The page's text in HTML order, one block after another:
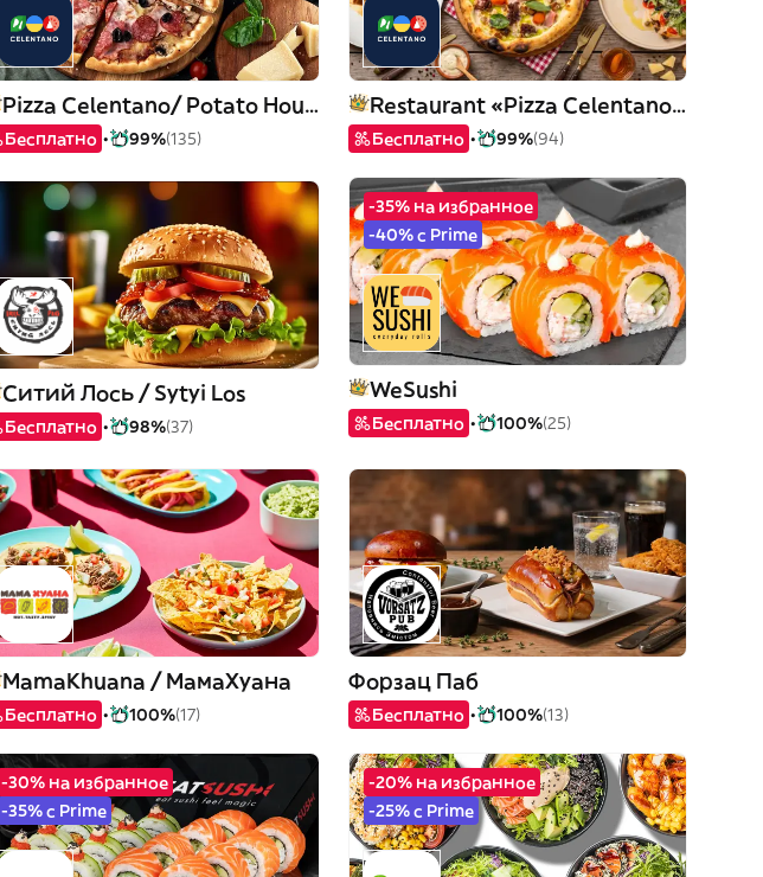
Pizza Celentano/ Potato House/ Піца Челентано/Картопляна хата
Бесплатно 99%(135)
Restaurant «Pizza Celentano» / Ресторан «Піца Челентано»
Бесплатно 99%(94)
Ситий Лось / Sytyi Los
Бесплатно 98%(37)
-35% на избранное
-40% с Prime
WeSushi
Бесплатно 100%(25)
MamaKhuana / МамаХуана
Бесплатно 100%(17)
Форзац Паб
Бесплатно 100%(13)
-30% на избранное
-35% с Prime
-20% на избранное
-25% с Prime